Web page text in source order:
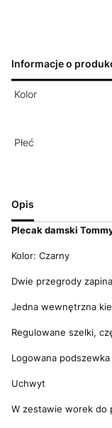
Informacje o
Kolor
Płeć
Opis
Plecak damski
Kolor: Czarny
Dwie przegrody
Jedna wewnętrzna
Regulowane szelki,
Logowana podszewka
Uchwyt
W zestawie worek do